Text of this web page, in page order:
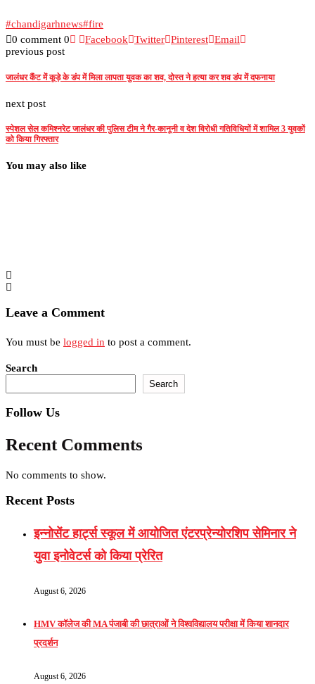
#chandigarhnews#fire
0 comment 0 Facebook Twitter Pinterest Email
previous post
जालंधर कैंट में कूड़े के डंप में मिला लापता युवक का शव, दोस्त ने हत्या कर शव डंप में दफनाया
next post
स्पेशल सेल कमिश्नरेट जालंधर की पुलिस टीम ने गैर-कानूनी व देश विरोधी गतिविधियों में शामिल 3 युवकों
को किया गिरफ्तार
You may also like
Leave a Comment
You must be logged in to post a comment.
Search
Search
Follow Us
Recent Comments
No comments to show.
Recent Posts
इन्नोसेंट हार्ट्स स्कूल में आयोजित एंटरप्रेन्योरशिप सेमिनार ने
युवा इनोवेटर्स को किया प्रेरित
August 6, 2026
HMV कॉलेज की MA पंजाबी की छात्राओं ने विश्वविद्यालय परीक्षा में किया शानदार
प्रदर्शन
August 6, 2026